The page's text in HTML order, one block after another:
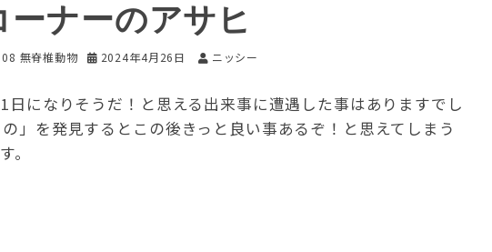
ーナーのアサヒ
08 無脊椎動物 2024年4月26日 ニッシー
日になりそうだ！と思える出来事に遭遇した事はありますでし
」を発見するとこの後きっと良い事あるぞ！と思えてしまう
。